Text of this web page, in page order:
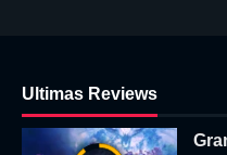
Ultimas Reviews